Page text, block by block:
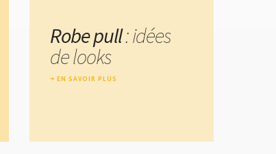
Robe pull: idées
de looks
EN SAVOIR PLUS